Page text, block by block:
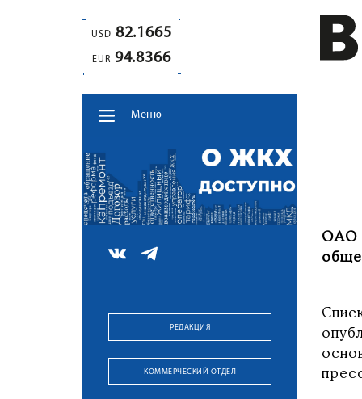
USD 82.1665
EUR 94.8366
Меню
РЕДАКЦИЯ
КОММЕРЧЕСКИЙ ОТДЕЛ
ОАО